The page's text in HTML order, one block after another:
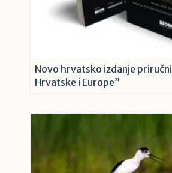
Novo hrvatsko izdanje
Hrvatske i Europe”